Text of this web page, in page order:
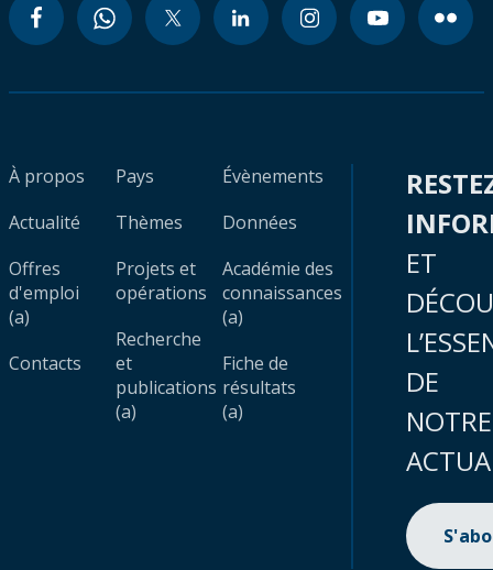
À propos
Actualité
Offres
d'emploi
(a)
Contacts
Pays
Thèmes
Projets et
opérations
Recherche
et
publications
(a)
Évènements
Données
Académie des
connaissances
(a)
Fiche de
résultats
(a)
ET
DE
NOTRE